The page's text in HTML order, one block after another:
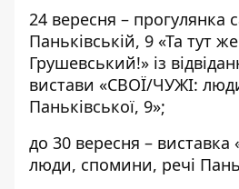
24 вересня – прогулянка
Паньківській, 9 «Та тут
Грушевський!» із
вистави «СВОЇ/ЧУЖІ:
Паньківської, 9»;
до 30 вересня –
люди, спомини, речі